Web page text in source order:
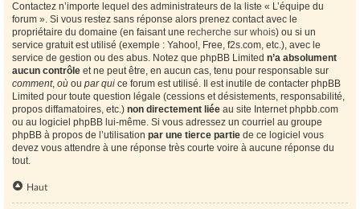
Contactez n’importe lequel des administrateurs de la liste « L’équipe du
forum ». Si vous restez sans réponse alors prenez contact avec le
propriétaire du domaine (en faisant une recherche sur whois) ou si un
service gratuit est utilisé (exemple : Yahoo!, Free, f2s.com, etc.), avec le
service de gestion ou des abus. Notez que phpBB Limited n’a absolument
aucun contrôle et ne peut être, en aucun cas, tenu pour responsable sur
comment, où ou par qui ce forum est utilisé. Il est inutile de contacter phpBB
Limited pour toute question légale (cessions et désistements, responsabilité,
propos diffamatoires, etc.) non directement liée au site Internet phpbb.com
ou au logiciel phpBB lui-même. Si vous adressez un courriel au groupe
phpBB à propos de l’utilisation par une tierce partie de ce logiciel vous
devez vous attendre à une réponse très courte voire à aucune réponse du
tout.
Haut